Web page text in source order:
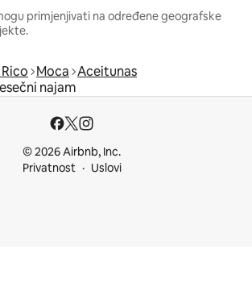
primjenjivati na određene geografske
Moca Aceitunas
najam
© 2026 Airbnb, Inc.
Privatnost
Uslovi